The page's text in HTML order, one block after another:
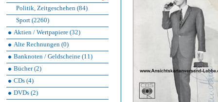
Politik, Zeitgeschehen (84)
Sport (2260)
Aktien / Wertpapiere (32)
Alte Rechnungen (0)
Banknoten / Geldscheine (11)
Bücher (2)
CDs (4)
DVDs (2)